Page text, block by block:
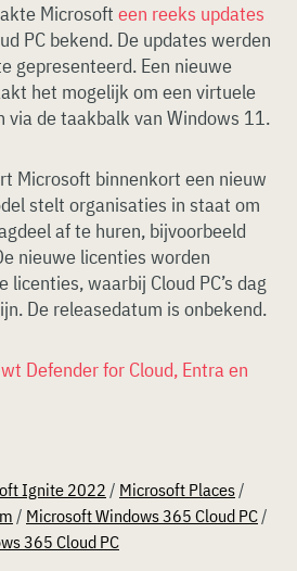
Microsoft een reeks updates
PC bekend. De updates werden
gepresenteerd. Een nieuwe
het mogelijk om een virtuele
via de taakbalk van Windows 11.
Microsoft binnenkort een nieuw
stelt organisaties in staat om
af te huren, bijvoorbeeld
nieuwe licenties worden
licenties, waarbij Cloud PC’s dag
De releasedatum is onbekend.
Defender for Cloud, Entra en
Ignite 2022/ Microsoft Places/
/ Microsoft Windows 365 Cloud PC/
365 Cloud PC